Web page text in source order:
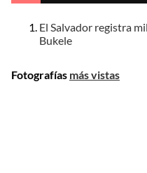
El Salvador registra
Bukele
Fotografías más vistas